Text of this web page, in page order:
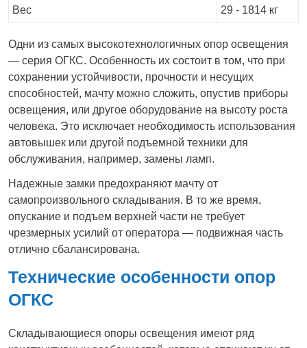
Вес 29 - 1814 кг
Одни из самых высокотехнологичных опор освещения
— серия ОГКС. Особенность их состоит в том, что при
сохранении устойчивости, прочности и несущих
способностей, мачту можно сложить, опустив приборы
освещения, или другое оборудование на высоту роста
человека. Это исключает необходимость использования
автовышек или другой подъемной техники для
обслуживания, например, замены ламп.
Надежные замки предохраняют мачту от
самопроизвольного складывания. В то же время,
опускание и подъем верхней части не требует
чрезмерных усилий от оператора — подвижная часть
отлично сбалансирована.
Технические особенности опор
ОГКС
Складывающиеся опоры освещения имеют ряд